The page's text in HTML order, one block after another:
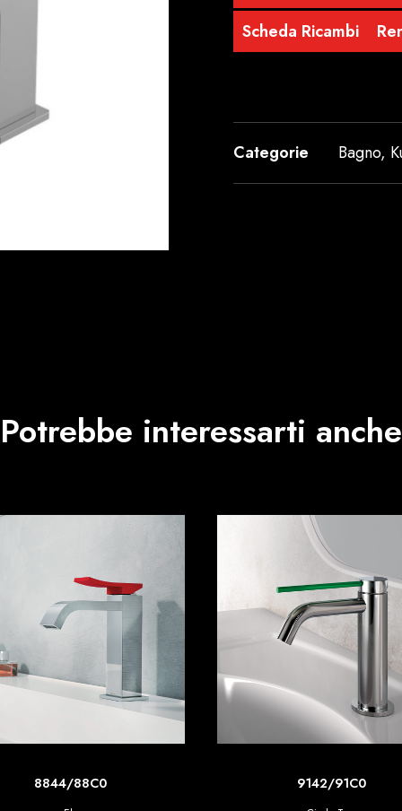
Scheda Ricambi
Categorie Bagno,
Potrebbe interessarti anche
SCOPRI DI PIU'
8844/88C0 SCOPRI DI PIU'
9142/91C0